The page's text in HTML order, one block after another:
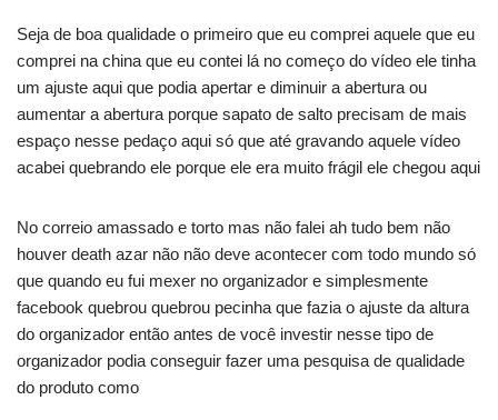
Seja de boa qualidade o primeiro que eu comprei aquele que eu
comprei na china que eu contei lá no começo do vídeo ele tinha
um ajuste aqui que podia apertar e diminuir a abertura ou
aumentar a abertura porque sapato de salto precisam de mais
espaço nesse pedaço aqui só que até gravando aquele vídeo
acabei quebrando ele porque ele era muito frágil ele chegou aqui
No correio amassado e torto mas não falei ah tudo bem não
houver death azar não não deve acontecer com todo mundo só
que quando eu fui mexer no organizador e simplesmente
facebook quebrou quebrou pecinha que fazia o ajuste da altura
do organizador então antes de você investir nesse tipo de
organizador podia conseguir fazer uma pesquisa de qualidade
do produto como